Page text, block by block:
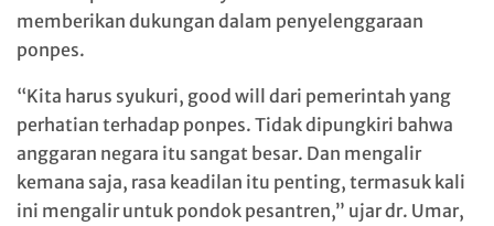
memberikan dukungan dalam penyelenggaraan
ponpes.
“Kita harus syukuri, good will dari pemerintah yang
perhatian terhadap ponpes. Tidak dipungkiri bahwa
anggaran negara itu sangat besar. Dan mengalir
kemana saja, rasa keadilan itu penting, termasuk kali
ini mengalir untuk pondok pesantren,” ujar dr. Umar,